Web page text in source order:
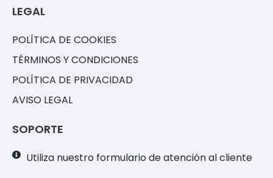
LEGAL
POLÍTICA DE COOKIES
TÉRMINOS Y CONDICIONES
POLÍTICA DE PRIVACIDAD
AVISO LEGAL
SOPORTE
Utiliza nuestro formulario de atención al cliente